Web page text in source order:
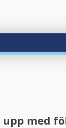
upp med